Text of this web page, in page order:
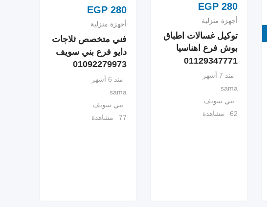
EGP280
أجهزة منزلية
توكيل غسالات اطباق
بوش فرع اهناسيا
01129347771
منذ 7 أشهر
sama
بني سويف
62 مشاهدة
EGP280
أجهزة منزلية
فني متخصص ثلاجات
دايو فرع بني سويف
01092279973
منذ 6 أشهر
sama
بني سويف
77 مشاهدة